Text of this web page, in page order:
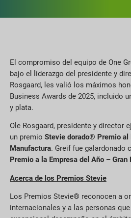
El compromiso del equipo de One
bajo el liderazgo del presidente y
Rosgaard, les valió los máximos
Business Awards de 2025, incluido
y plata.
Ole Rosgaard, presidente y director
un premio Stevie dorado® Premio al
Manufactura. Greif fue galardonado
Premio a la Empresa del Año – Gran
Acerca de los Premios Stevie
Los Premios Stevie® reconocen a
internacionales y a las personas